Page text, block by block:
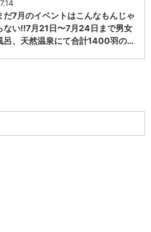
だ7月のイベントはこんなもんじゃ
ない‼️7月21日〜7月24日まで男女
呂、天然温泉にて合計1400羽の…